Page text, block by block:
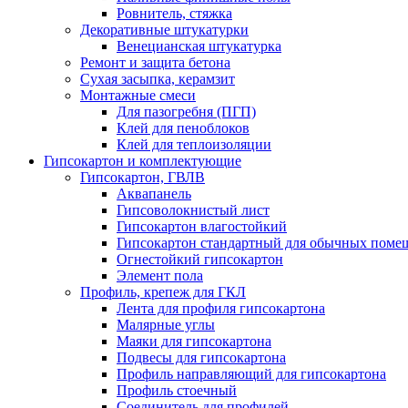
Ровнитель, стяжка
Декоративные штукатурки
Венецианская штукатурка
Ремонт и защита бетона
Сухая засыпка, керамзит
Монтажные смеси
Для пазогребня (ПГП)
Клей для пеноблоков
Клей для теплоизоляции
Гипсокартон и комплектующие
Гипсокартон, ГВЛВ
Аквапанель
Гипсоволокнистый лист
Гипсокартон влагостойкий
Гипсокартон стандартный для обычных
Огнестойкий гипсокартон
Элемент пола
Профиль, крепеж для ГКЛ
Лента для профиля гипсокартона
Малярные углы
Маяки для гипсокартона
Подвесы для гипсокартона
Профиль направляющий для гипсокартона
Профиль стоечный